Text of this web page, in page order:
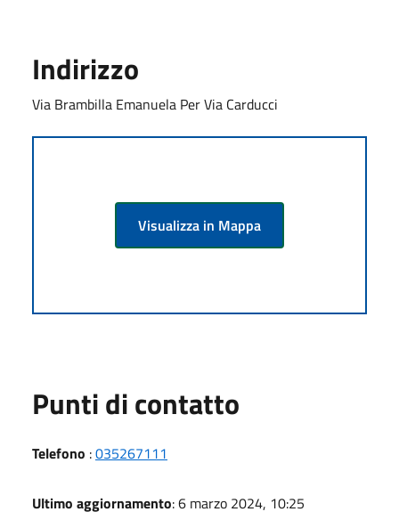
Indirizzo
Via Brambilla Emanuela Per Via Carducci
Visualizza in Mappa
Punti di contatto
Telefono :035267111
Ultimo aggiornamento: 6 marzo 2024, 10:25